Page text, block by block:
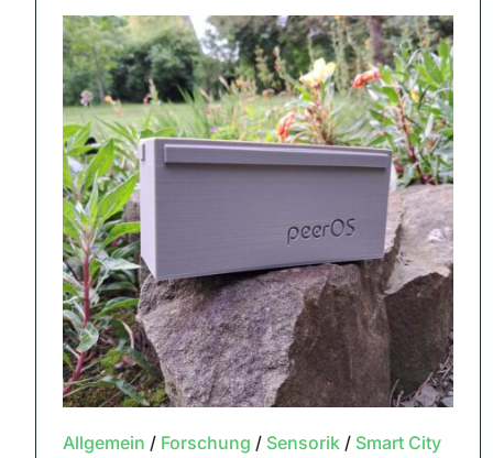
Allgemein / Forschung / Sensorik/ Smart City